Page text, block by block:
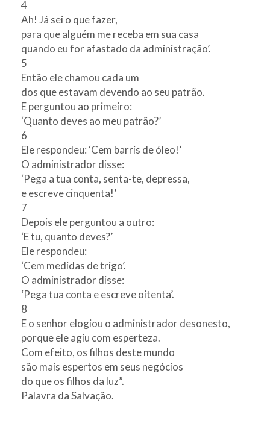
4
Ah! Já sei o que fazer,
para que alguém me receba em sua casa
quando eu for afastado da administração’.
5
Então ele chamou cada um
dos que estavam devendo ao seu patrão.
E perguntou ao primeiro:
‘Quanto deves ao meu patrão?’
6
Ele respondeu: ‘Cem barris de óleo!’
O administrador disse:
‘Pega a tua conta, senta-te, depressa,
e escreve cinquenta!’
7
Depois ele perguntou a outro:
‘E tu, quanto deves?’
Ele respondeu:
‘Cem medidas de trigo’.
O administrador disse:
‘Pega tua conta e escreve oitenta’.
8
E o senhor elogiou o administrador desonesto,
porque ele agiu com esperteza.
Com efeito, os filhos deste mundo
são mais espertos em seus negócios
do que os filhos da luz”.
Palavra da Salvação.